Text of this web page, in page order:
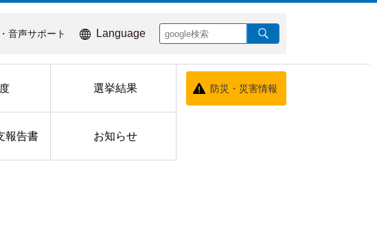
音声サポート Language
選挙結果
報告書 お知らせ
防災・災害情報